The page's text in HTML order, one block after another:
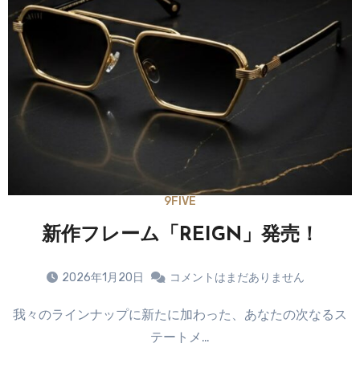
9FIVE
新作フレーム「REIGN」発売！
2026年1月20日 コメントはまだありません
我々のラインナップに新たに加わった、あなたの次なるス
テートメ…